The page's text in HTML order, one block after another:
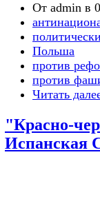
От admin в
Польша
против
против
Читать
"Красно-
Испанская